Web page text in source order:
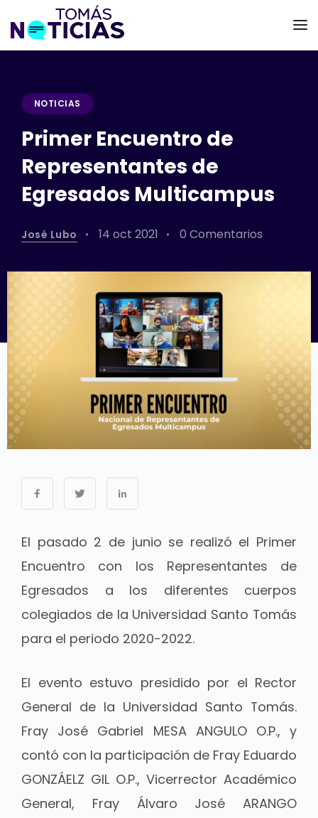
NOTICIAS
Primer Encuentro de
Representantes de
Egresados Multicampus
José Lubo 14 oct 2021 0 Comentarios
El pasado 2 de junio se realizó el Primer
Encuentro con los Representantes de
Egresados a los diferentes cuerpos
colegiados de la Universidad Santo Tomás
para el periodo 2020-2022.
El evento estuvo presidido por el Rector
General de la Universidad Santo Tomás.
Fray José Gabriel MESA ANGULO O.P., y
contó con la participación de Fray Eduardo
GONZÁELZ GIL O.P., Vicerrector Académico
General, Fray Álvaro José ARANGO